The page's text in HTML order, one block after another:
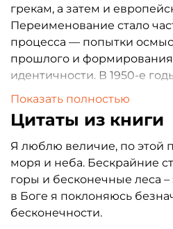
грекам, а затем и
Переименование стало
процесса — попытки
прошлого и
идентичности. В 1950-е
политический подъём, во
прошла в межвоенный
наиболее необычных
Давуд Моншиадзе. Проведя
самый отчаянный её
перенести элементы
иранскую почву. Его
Показать полностью
Цитаты из книги
Я люблю величие, по этой
моря и неба. Бескрайние
горы и бесконечные леса
в Боге я поклоняюсь
бесконечности.